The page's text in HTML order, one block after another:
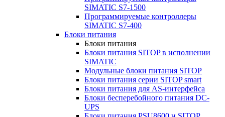
SIMATIC S7-1500
Программируемые контроллеры
SIMATIC S7-400
Блоки питания
Блоки питания
Блоки питания SITOP в исполнении
SIMATIC
Модульные блоки питания SITOP
Блоки питания серии SITOP smart
Блоки питания для AS-интерфейса
Блоки бесперебойного питания DC-
UPS